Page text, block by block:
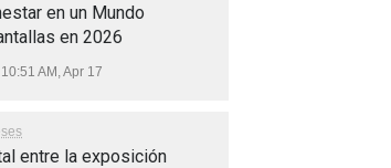
en un Mundo
en 2026
10:51 AM, Apr 17
entre la exposición